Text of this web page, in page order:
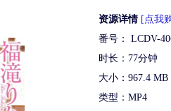
资源详情 [点我
番号： LCDV-
时长：77分钟
大小：967.4 MB
类型：MP4